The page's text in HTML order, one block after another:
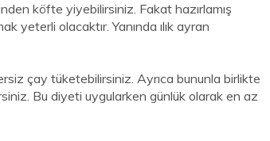
köfte yiyebilirsiniz. Fakat hazırlamış
yeterli olacaktır. Yanında ılık ayran
çay tüketebilirsiniz. Ayrıca bununla birlikte
Bu diyeti uygularken günlük olarak en az